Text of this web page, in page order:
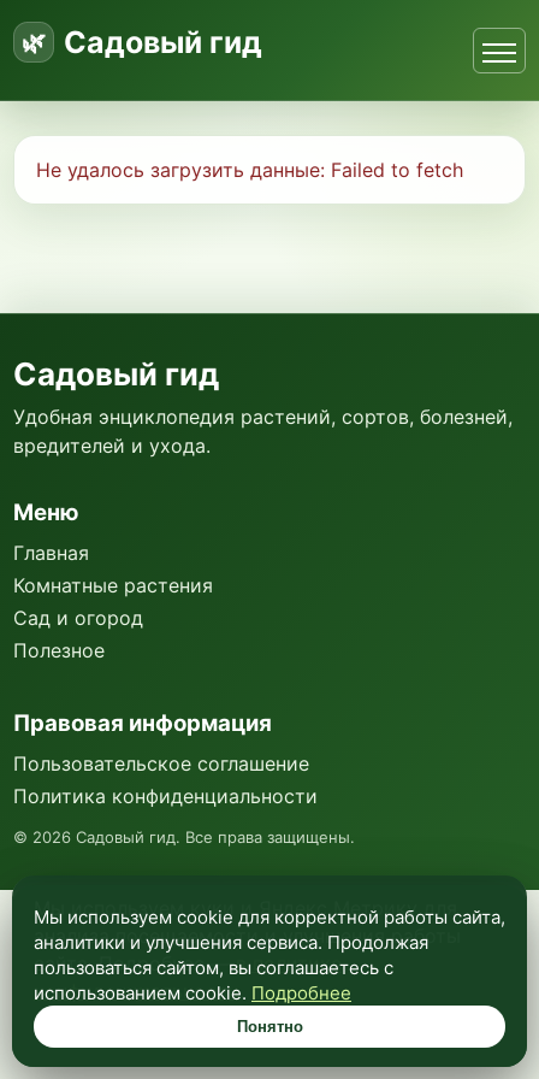
Садовый гид
Не удалось загрузить данные: Failed to fetch
Мы используем куки и Яндекс Метрику для
анализа посещаемости и улучшения работы
сайта. Подробнее —в политике
конфиденциальности.
Понятно
Садовый гид
Удобная энциклопедия растений, сортов, болезней,
вредителей и ухода.
Меню
Главная
Комнатные растения
Сад и огород
Полезное
Правовая информация
Пользовательское соглашение
Политика конфиденциальности
© 2026 Садовый гид. Все права защищены.
Мы используем cookie для корректной работы сайта,
аналитики и улучшения сервиса. Продолжая
пользоваться сайтом, вы соглашаетесь с
использованием cookie. Подробнее
Понятно